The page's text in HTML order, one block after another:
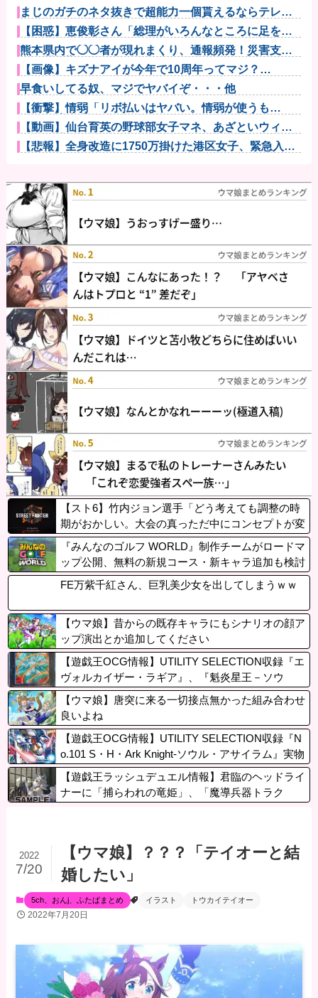
まじのガチのネタ抜きで超能力一個貰えるならテレポ
ーテーション...
【困惑】恵俊彰さん「総理がいろんなところに足を運
べばクーラー...
熊本県内で◯◯者が現れまくり、通報頻発！災害支援
にも悪影響が...
【画像】キズナアイが今年で10周年ってマジ？
wwwwwwww...
早食いしてる奴、マジでヤバイぞ・・・他
【衝撃】情弱「リボ払いはヤバい。情弱が使うも
の」 情強「リボ...
【動画】仙台育英の野球部女子マネ、あざといウィン
クでお前らの...
【悲報】全身改造に1750万掛けた港区女子、緊急入院
【スト6】竹内ジョン選手「どう考えても調整の時
期がおかしい。大会の真っただ中にコンセプトが変
わるほどの調整、大会が終わった後は微調整。趣旨
が一貫してない」
『みんなのゴルフ WORLD』制作チームがロードマ
ップ公開、無料の新規コース・新キャラ追加も検討
中。※ユーザーアンケートも実施中（~8/19）PSSt
oreではセール中
FE万紫千紅さん、巨乳美少女を出してしまうｗｗ
【ウマ娘】昔からの既存キャラにもシナリオの顔ア
ップ演出とか追加してください
【遊戯王OCG情報】UTILITY SELECTION収録『エ
ヴォルカイザー・ラギア』、『魁炎星王－ソウ
コ』、『トーテムバード』実物画像
【ウマ娘】唐突に来る一切接点無かった組み合わせ
良いよね
【遊戯王OCG情報】UTILITY SELECTION収録『N
o.101 S・H・Ark Knight-ソウル・アサイラム』実物
画像
【遊戯王ラッシュデュエル情報】君臨のヘッドライ
ナーに「捕らわれの竜姫」、「魔導兵器トラク
【ウマ娘】？？？「テイオーと結
婚したい」
2022
7/20
5ch、おんj、ふたばまとめ イラスト トウカイテイオー
2022年7月20日